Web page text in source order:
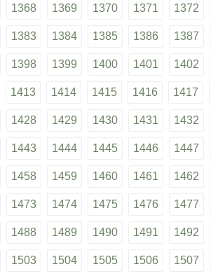
1368 1369 1370 1371 1372
1383 1384 1385 1386 1387
1398 1399 1400 1401 1402
1413 1414 1415 1416 1417
1428 1429 1430 1431 1432
1443 1444 1445 1446 1447
1458 1459 1460 1461 1462
1473 1474 1475 1476 1477
1488 1489 1490 1491 1492
1503 1504 1505 1506 1507